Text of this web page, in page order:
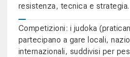
resistenza, tecnica e strategia.
Competizioni: i judoka
partecipano a gare locali,
internazionali, suddivisi per